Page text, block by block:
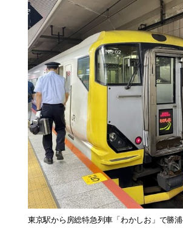
東京駅から房総特急列車「わかしお」で勝